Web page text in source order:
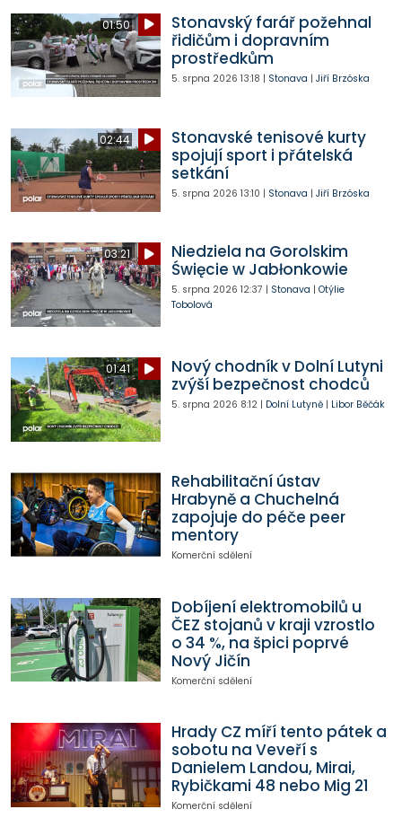
01:50
Stonavský farář požehnal
řidičům i dopravním
prostředkům
5. srpna 2026 13:18 | Stonava | Jiří Brzóska
02:44
Stonavské tenisové kurty
spojují sport i přátelská
setkání
5. srpna 2026 13:10 | Stonava | Jiří Brzóska
03:21
Niedziela na Gorolskim
Święcie w Jabłonkowie
5. srpna 2026 12:37 | Stonava | Otýlie
Tobolová
01:41
Nový chodník v Dolní Lutyni
zvýší bezpečnost chodců
5. srpna 2026 8:12| Dolní Lutyně| Libor Běčák
Rehabilitační ústav
Hrabyně a Chuchelná
zapojuje do péče peer
mentory
Komerční sdělení
Dobíjení elektromobilů u
ČEZ stojanů v kraji vzrostlo
o 34 %, na špici poprvé
Nový Jičín
Komerční sdělení
Hrady CZ míří tento pátek a
sobotu na Veveří s
Danielem Landou, Mirai,
Rybičkami 48 nebo Mig 21
Komerční sdělení